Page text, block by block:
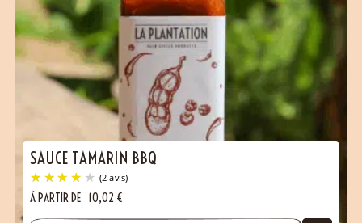
SAUCE TAMARIN BBQ
À PARTIR DE 10,02 €